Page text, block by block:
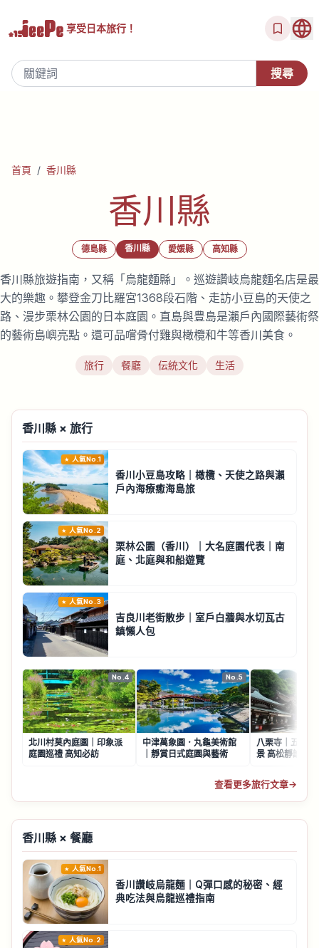
享受日本旅行！
首頁 / 香川縣
香川縣
德島縣 香川縣 愛媛縣 高知縣
香川縣旅遊指南，又稱「烏龍麵縣」。巡遊讚岐烏龍麵名店是最
大的樂趣。攀登金刀比羅宮1368段石階、走訪小豆島的天使之
路、漫步栗林公園的日本庭園。直島與豊島是瀨戶內國際藝術祭
的藝術島嶼亮點。還可品嚐骨付雞與橄欖和牛等香川美食。
旅行 餐廳 伝統文化 生活
香川縣 × 旅行
人氣No.1
香川小豆島攻略｜橄欖、天使之路與瀨
戶內海療癒海島旅
人氣No.2
栗林公園（香川）｜大名庭園代表｜南
庭、北庭與和船遊覽
人氣No.3
吉良川老街散步｜室戶白牆與水切瓦古
鎮懶人包
No.4
北川村莫內庭園｜印象派
庭園巡禮 高知必訪
No.5
中津萬象園．丸龜美術館
｜靜賞日式庭園與藝術
八栗寺｜五劍山
景 高松靜謐參
查看更多旅行文章→
香川縣 × 餐廳
人氣No.1
香川讚岐烏龍麵｜Q彈口感的秘密、經
典吃法與烏龍巡禮指南
人氣No.2